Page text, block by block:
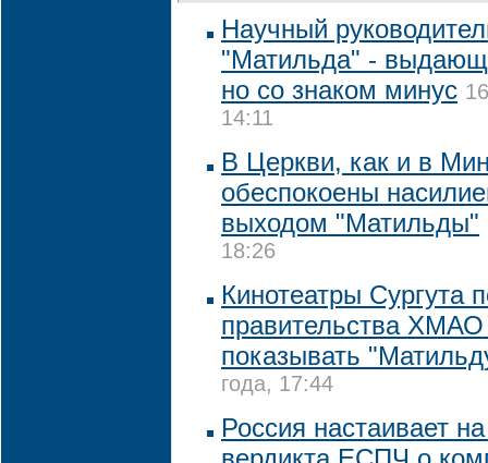
Научный
"Матильда" -
но со знаком минус
14:11
В Церкви, как и в
обеспокоены
выходом "Матильды"
18:26
Кинотеатры Сургута
правительства
показывать
года, 17:44
Россия настаивает